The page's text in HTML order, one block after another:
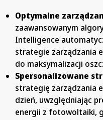
Optymalne
zaawansowanym
Intelligence
strategie zarządzania
do maksymalizacji
Spersonalizowane
strategię zarządzania
dzień, uwzględniając
energii z fotowoltaiki,